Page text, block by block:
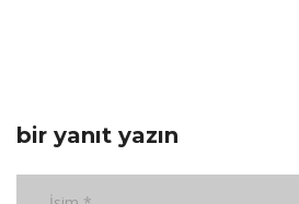
bir yanıt yazın